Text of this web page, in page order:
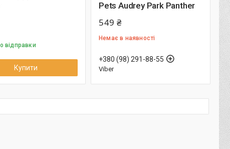
відправки
Купити
Pets Audrey Park Panther
549 ₴
Немає в наявності
+380 (98) 291-88-55
Viber